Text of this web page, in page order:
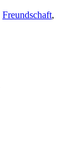
Freundschaft,